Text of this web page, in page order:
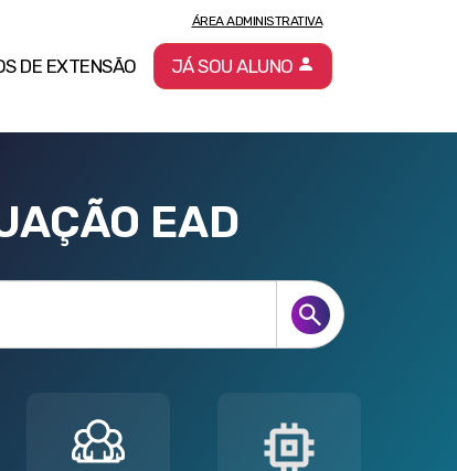
DE EXTENSÃO
ÁREA ADMINISTRATIVA
JÁ SOU ALUNO
EAD